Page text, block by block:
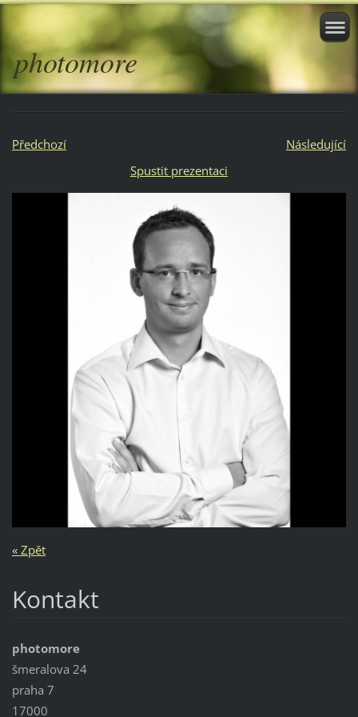
photomore
Předchozí
Následující
Spustit prezentaci
« Zpět
Kontakt
photomore
šmeralova 24
praha 7
17000